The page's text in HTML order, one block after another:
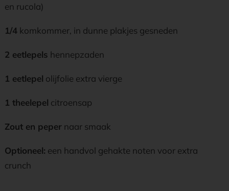
en rucola)
1/4 komkommer, in dunne plakjes gesneden
2 eetlepels hennepzaden
1 eetlepel olijfolie extra vierge
1 theelepel citroensap
Zout en peper naar smaak
Optioneel: een handvol gehakte noten voor extra
crunch